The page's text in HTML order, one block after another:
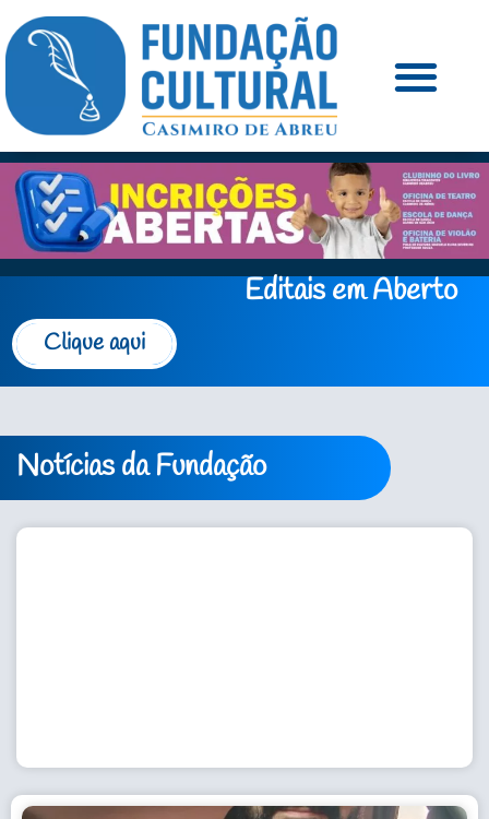
Editais em Aberto
Clique aqui
Notícias da Fundação